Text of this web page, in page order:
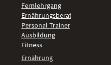
Fernlehrgang
Ernährungsberater
Personal Trainer
Ausbildung
Fitness
Ernährung